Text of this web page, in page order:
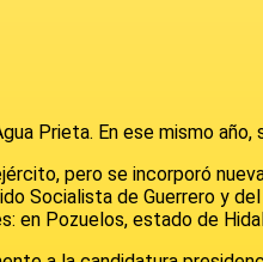
Prieta. En ese mismo
pero se incorporó
Socialista de Guerrero y
en Pozuelos, estado de